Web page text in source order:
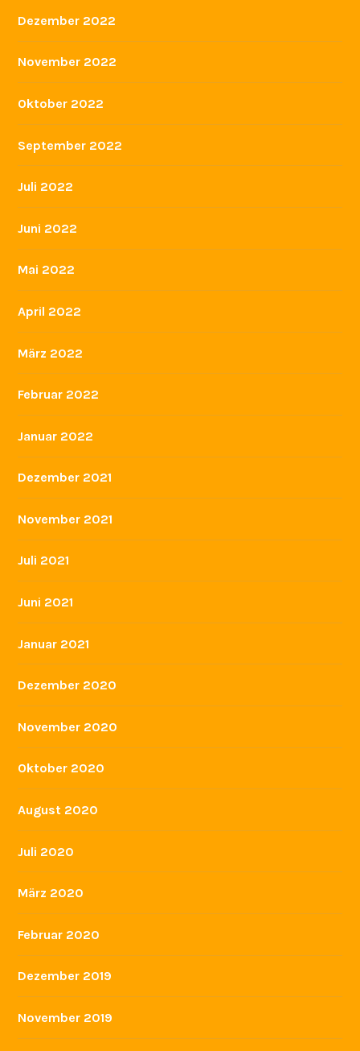
Juli 2023
Juni 2023
Mai 2023
April 2023
März 2023
Februar 2023
Dezember 2022
November 2022
Oktober 2022
September 2022
Juli 2022
Juni 2022
Mai 2022
April 2022
März 2022
Februar 2022
Januar 2022
Dezember 2021
November 2021
Juli 2021
Juni 2021
Januar 2021
Dezember 2020
November 2020
Oktober 2020